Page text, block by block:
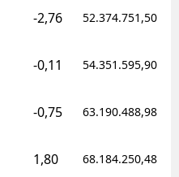
-2,76 52.374.751,50
-0,11 54.351.595,90
-0,75 63.190.488,98
1,80 68.184.250,48